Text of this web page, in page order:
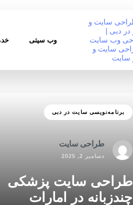
وب سیتی
برنامه‌نویسی سایت در دبی
طراحی سایت
دسامبر 2, 2025
طراحی سایت پزشکی
چندزبانه در امارات